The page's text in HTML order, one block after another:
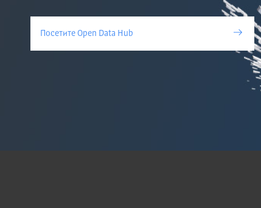
Посетите Open Data Hub